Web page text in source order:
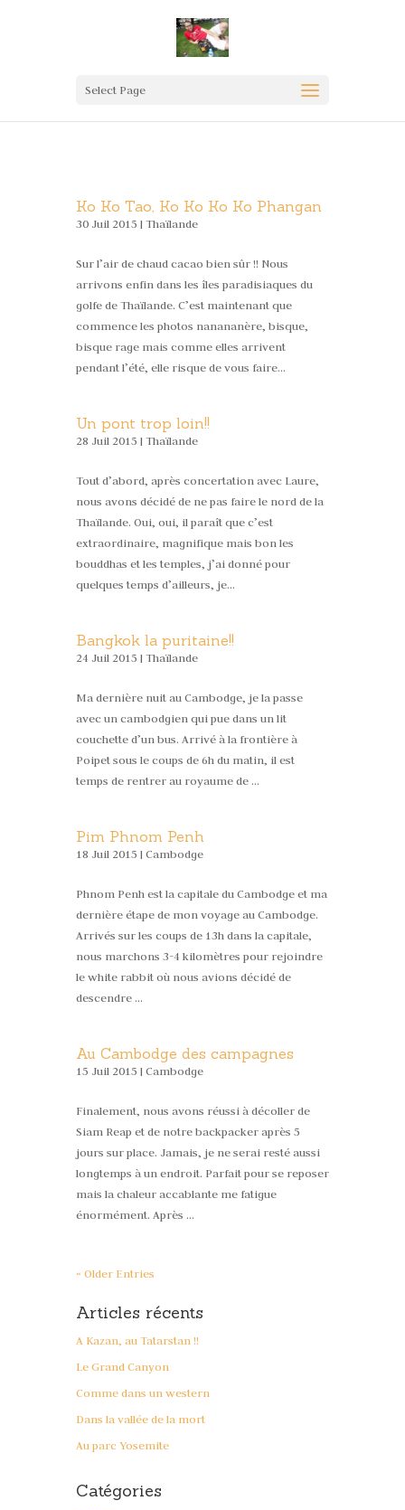
Select Page
Ko Ko Tao, Ko Ko Ko Ko Phangan
30 Juil 2015 | Thaïlande
Sur l’air de chaud cacao bien sûr !! Nous
arrivons enfin dans les îles paradisiaques du
golfe de Thaïlande. C’est maintenant que
commence les photos nanananère, bisque,
bisque rage mais comme elles arrivent
pendant l’été, elle risque de vous faire...
Un pont trop loin!!
28 Juil 2015 | Thaïlande
Tout d’abord, après concertation avec Laure,
nous avons décidé de ne pas faire le nord de la
Thaïlande. Oui, oui, il paraît que c’est
extraordinaire, magnifique mais bon les
bouddhas et les temples, j’ai donné pour
quelques temps d’ailleurs, je...
Bangkok la puritaine!!
24 Juil 2015 | Thaïlande
Ma dernière nuit au Cambodge, je la passe
avec un cambodgien qui pue dans un lit
couchette d’un bus. Arrivé à la frontière à
Poipet sous le coups de 6h du matin, il est
temps de rentrer au royaume de …
Pim Phnom Penh
18 Juil 2015 | Cambodge
Phnom Penh est la capitale du Cambodge et ma
dernière étape de mon voyage au Cambodge.
Arrivés sur les coups de 13h dans la capitale,
nous marchons 3-4 kilomètres pour rejoindre
le white rabbit où nous avions décidé de
descendre …
Au Cambodge des campagnes
15 Juil 2015 | Cambodge
Finalement, nous avons réussi à décoller de
Siam Reap et de notre backpacker après 5
jours sur place. Jamais, je ne serai resté aussi
longtemps à un endroit. Parfait pour se reposer
mais la chaleur accablante me fatigue
énormément. Après …
« Older Entries
Articles récents
A Kazan, au Tatarstan !!
Le Grand Canyon
Comme dans un western
Dans la vallée de la mort
Au parc Yosemite
Catégories